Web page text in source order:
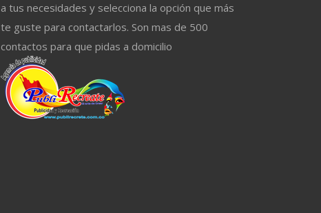
a tus necesidades y selecciona la opción que más
te guste para contactarlos. Son mas de 500
contactos para que pidas a domicilio